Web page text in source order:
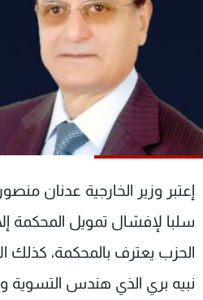
إعتبر وزير الخارجية عدنان
سلبا لإفشال تمويل المحكمة
الحزب يعترف بالمحكمة، كذلك
نبيه بري الذي هندس التسوية
منوعات
كأس العالم
البرامج
جدول البرامج
الترددات
الإنـتـاج
لاعلاناتكم
تواصل
شروط
سياسة